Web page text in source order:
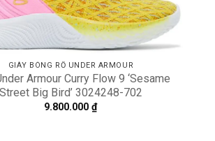
GIÀY BÓNG RỔ UNDER ARMOUR
Armour Curry Flow 9 ‘Sesame
Street Big Bird’ 3024248-702
9.800.000₫